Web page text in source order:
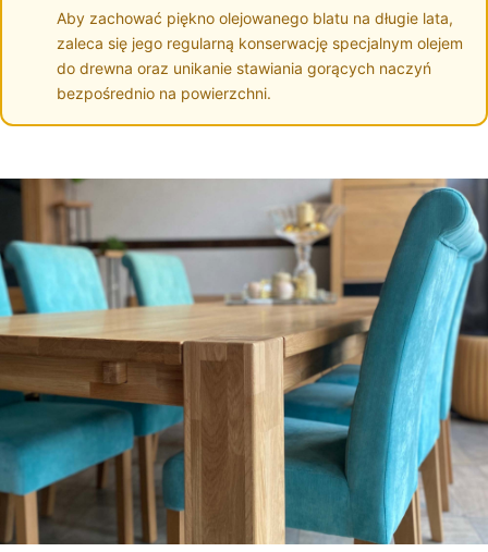
Aby zachować piękno olejowanego blatu na długie lata,
zaleca się jego regularną konserwację specjalnym olejem
do drewna oraz unikanie stawiania gorących naczyń
bezpośrednio na powierzchni.